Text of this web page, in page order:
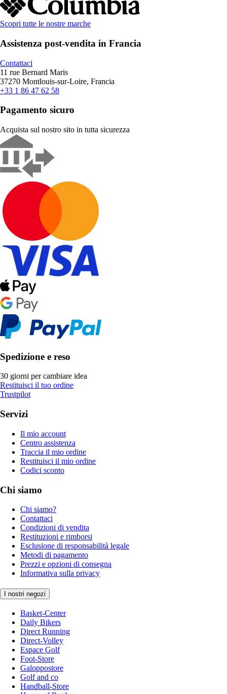
Scopri tutte le nostre marche
Assistenza post-vendita in Francia
Contattaci
11 rue Bernard Maris
37270 Montlouis-sur-Loire, Francia
+33 1 86 47 62 58
Pagamento sicuro
Acquista sul nostro sito in tutta sicurezza
Spedizione e reso
30 giorni per cambiare idea
Restituisci il tuo ordine
Trustpilot
Servizi
Il mio account
Centro assistenza
Traccia il mio ordine
Restituisci il mio ordine
Codici sconto
Chi siamo
Chi siamo?
Contattaci
Condizioni di vendita
Restituzioni e rimborsi
Esclusione di responsabilità legale
Metodi di pagamento
Prezzi e opzioni di consegna
Informativa sulla privacy
I nostri negozi
Basket-Center
Daily Bikers
Direct Running
Direct-Volley
Espace Golf
Foot-Store
Galoppostore
Golf and co
Handball-Store